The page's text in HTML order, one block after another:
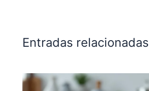
Entradas relacionadas